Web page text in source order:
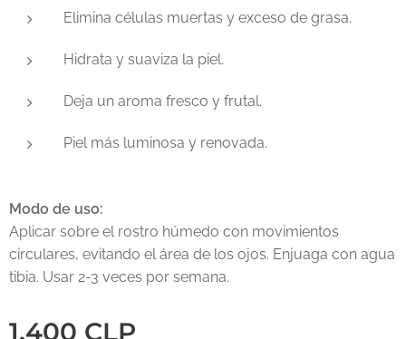
Elimina células muertas y exceso de grasa.
Hidrata y suaviza la piel.
Deja un aroma fresco y frutal.
Piel más luminosa y renovada.
Modo de uso:
Aplicar sobre el rostro húmedo con movimientos
circulares, evitando el área de los ojos. Enjuaga con agua
tibia. Usar 2-3 veces por semana.
1.400 CLP